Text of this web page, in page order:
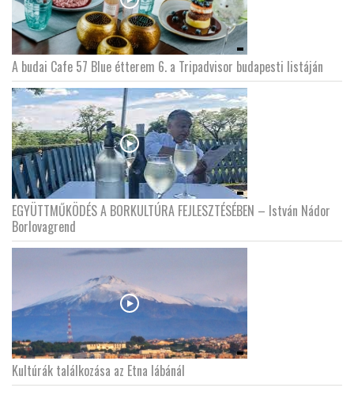
A budai Cafe 57 Blue étterem 6. a Tripadvisor budapesti listáján
EGYÜTTMŰKÖDÉS A BORKULTÚRA FEJLESZTÉSÉBEN – István Nádor
Borlovagrend
Kultúrák találkozása az Etna lábánál